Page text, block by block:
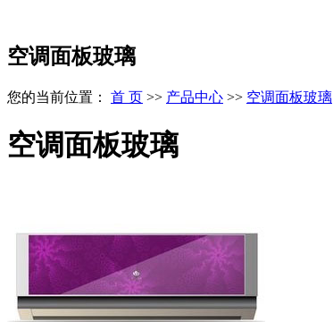
空调面板玻璃
您的当前位置： 首 页 >> 产品中心 >> 空调面板玻璃
空调面板玻璃